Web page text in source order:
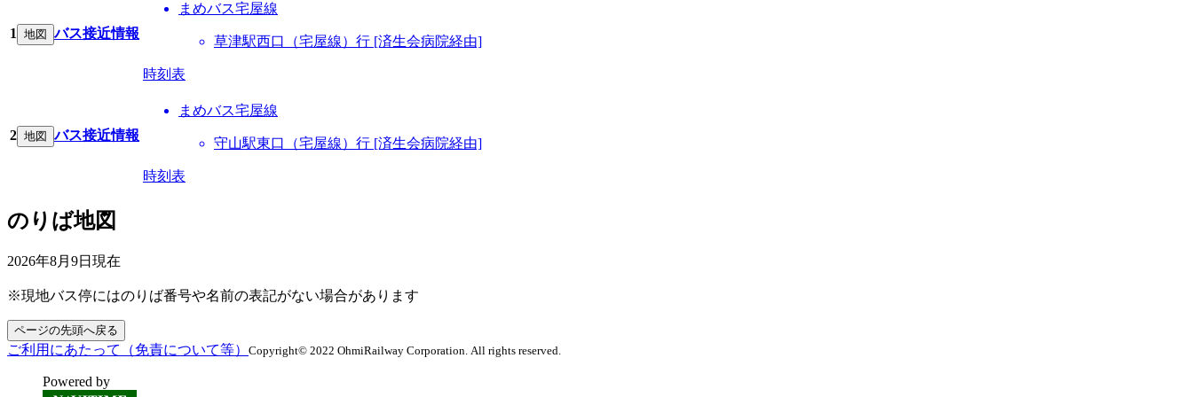
1 地図 バス接近情報
まめバス宅屋線
草津駅西口（宅屋線）行 [済生会病院経由]
時刻表
2 地図 バス接近情報
まめバス宅屋線
守山駅東口（宅屋線）行 [済生会病院経由]
時刻表
のりば地図
2026年8月9日 現在
※現地バス停にはのりば番号や名前の表記がない場合があります
ページの先頭へ戻る
ご利用にあたって（免責について等） Copyright© 2022 OhmiRailway Corporation. All rights reserved.
Powered by